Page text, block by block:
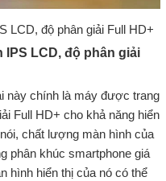
LCD, độ phân giải Full HD+
IPS LCD, độ phân giải
này chính là máy được trang
Full HD+ cho khả năng hiển
chất lượng màn hình của
phân khúc smartphone giá
hình hiển thị của nó có thể